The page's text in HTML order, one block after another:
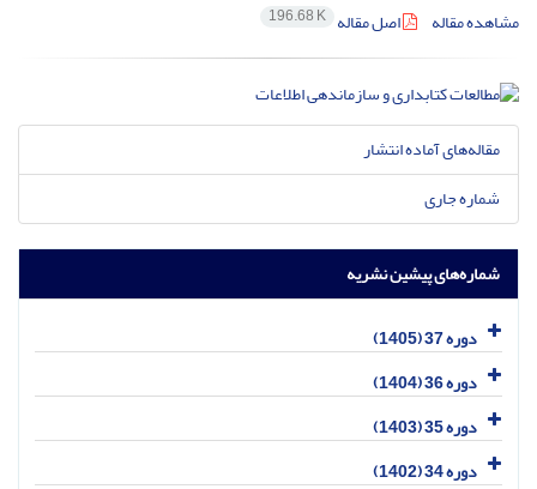
مشاهده مقاله
اصل مقاله 196.68 K
مقاله‌های آماده انتشار
شماره جاری
شماره‌های پیشین نشریه
دوره 37 (1405)
دوره 36 (1404)
دوره 35 (1403)
دوره 34 (1402)